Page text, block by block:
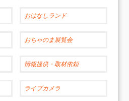
おはなしランド
おちゃのま展覧会
情報提供・取材依頼
ライブカメラ